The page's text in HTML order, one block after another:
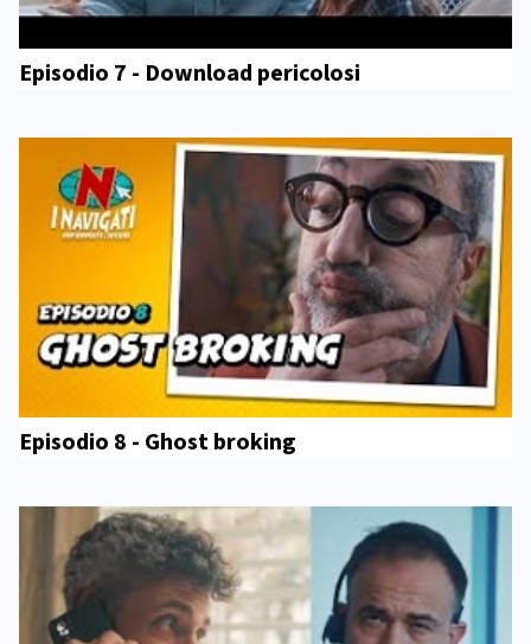
Episodio 7 - Download pericolosi
Episodio 8 - Ghost broking